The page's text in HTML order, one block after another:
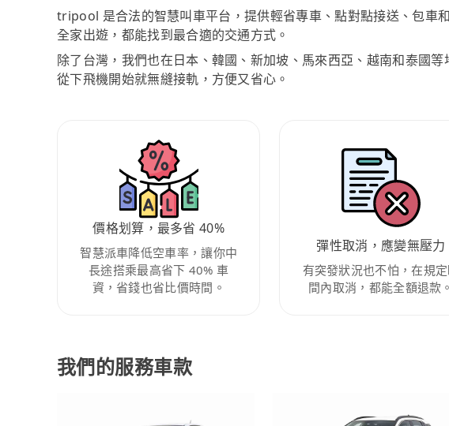
tripool 是合法的智慧叫車平台，提供輕省專車、點對點接送、包車
全家出遊，都能找到最合適的交通方式。
除了台灣，我們也在日本、韓國、新加坡、馬來西亞、越南和泰國
從下飛機開始就無縫接軌，方便又省心。
價格划算，最多省 40%
智慧派車降低空車率，讓你中
長途搭乘最高省下 40% 車
資，省錢也省比價時間。
彈性取消，應變無壓力
有突發狀況也不怕，在規
間內取消，都能全額退款。
我們的服務車款